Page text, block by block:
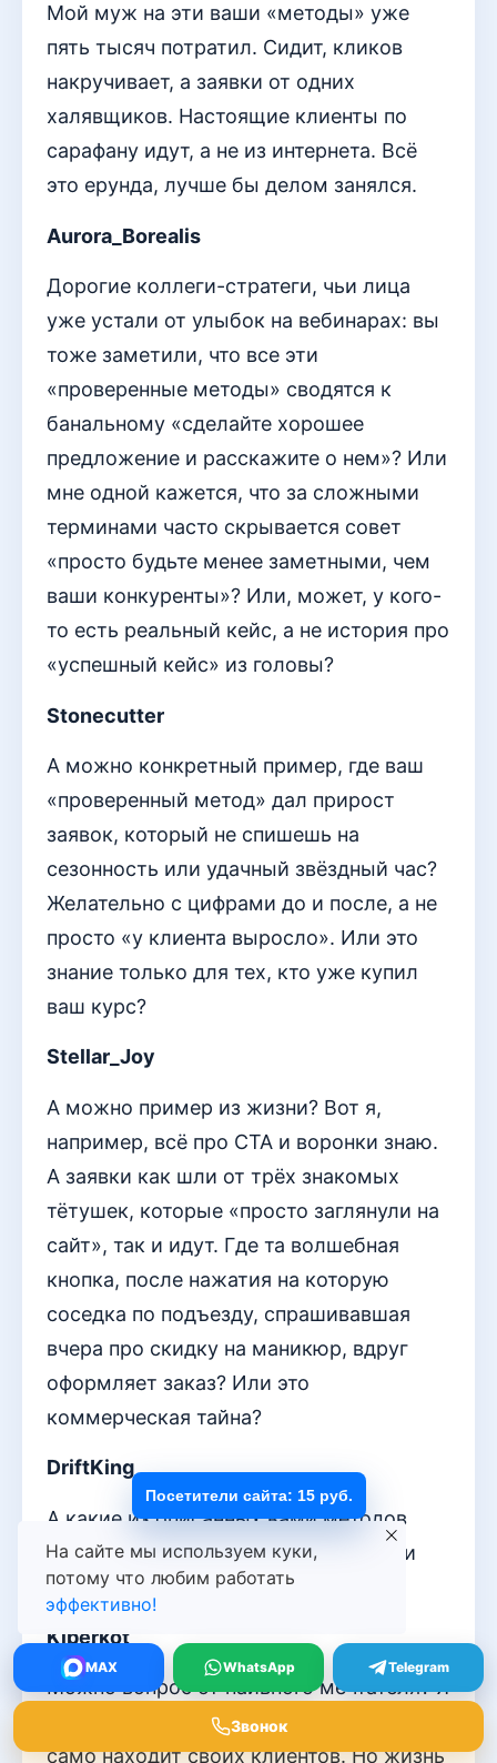
Мой муж на эти ваши «методы» уже
пять тысяч потратил. Сидит, кликов
накручивает, а заявки от одних
халявщиков. Настоящие клиенты по
сарафану идут, а не из интернета. Всё
это ерунда, лучше бы делом занялся.
Aurora_Borealis
Дорогие коллеги-стратеги, чьи лица
уже устали от улыбок на вебинарах: вы
тоже заметили, что все эти
«проверенные методы» сводятся к
банальному «сделайте хорошее
предложение и расскажите о нем»? Или
мне одной кажется, что за сложными
терминами часто скрывается совет
«просто будьте менее заметными, чем
ваши конкуренты»? Или, может, у кого-
то есть реальный кейс, а не история про
«успешный кейс» из головы?
Stonecutter
А можно конкретный пример, где ваш
«проверенный метод» дал прирост
заявок, который не спишешь на
сезонность или удачный звёздный час?
Желательно с цифрами до и после, а не
просто «у клиента выросло». Или это
знание только для тех, кто уже купил
ваш курс?
Stellar_Joy
А можно пример из жизни? Вот я,
например, всё про CTA и воронки знаю.
А заявки как шли от трёх знакомых
тётушек, которые «просто заглянули на
сайт», так и идут. Где та волшебная
кнопка, после нажатия на которую
соседка по подъезду, спрашивавшая
вчера про скидку на маникюр, вдруг
оформляет заказ? Или это
коммерческая тайна?
DriftKing
А какие из описанных вами методов
оказались самыми устойчивыми при
резких изменениях рынка?
Kiberkot
Можно вопрос от наивного мечтателя? Я
верю, что дело, сделанное с душой,
само находит своих клиентов. Но жизнь
На сайте мы используем куки,
потому что любим работать
эффективно!
MAX WhatsApp Telegram
Звонок
Посетители сайта: 15 руб.